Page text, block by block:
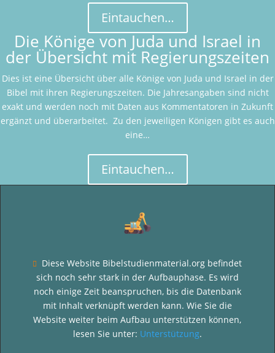
Eintauchen…
Die Könige von Juda und Israel in
der Übersicht mit Regierungszeiten
Dies ist eine Übersicht über alle Könige von Juda und Israel in der
Bibel mit ihren Regierungszeiten. Die Jahresangaben sind nicht
exakt und werden noch mit Daten aus Kommentatoren in Zukunft
ergänzt und überarbeitet. Zu den jeweiligen Königen gibt es auch
eine…
Eintauchen…

Diese Website Bibelstudienmaterial.org befindet
sich noch sehr stark in der Aufbauphase. Es wird
noch einige Zeit beanspruchen, bis die Datenbank
mit Inhalt verknüpft werden kann. Wie Sie die
Website weiter beim Aufbau unterstützen können,
lesen Sie unter: Unterstützung.